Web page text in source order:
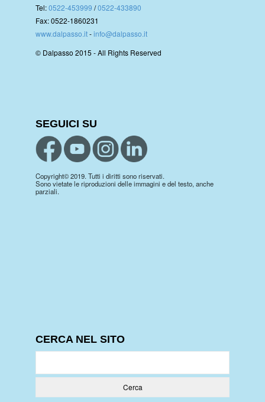
Tel:0522-453999 /0522-433890
Fax: 0522-1860231
www.dalpasso.it-info@dalpasso.it
© Dalpasso 2015 - All Rights Reserved
SEGUICI SU
Copyright© 2019. Tutti i diritti sono riservati.
Sono vietate le riproduzioni delle immagini e del testo, anche
parziali.
CERCA NEL SITO